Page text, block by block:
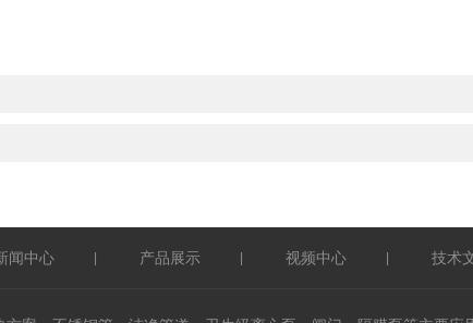
闻中心 产品展示 视频中心 技术